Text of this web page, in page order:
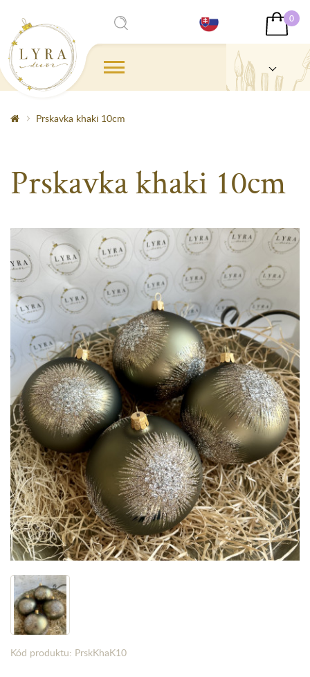
0
Prskavka khaki 10cm
Prskavka khaki 10cm
Kód produktu: PrskKhaK10